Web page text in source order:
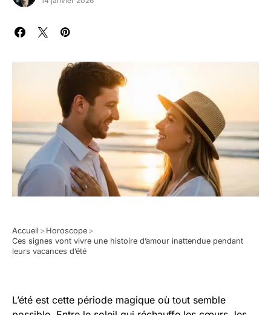
Accueil > Horoscope >
Ces signes vont vivre une histoire d’amour inattendue pendant
leurs vacances d’été
L’été est cette période magique où tout semble